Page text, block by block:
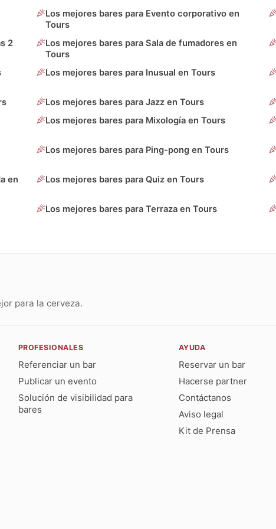
Los mejores bares para Evento corporativo en
Tours
2
Los mejores bares para Sala de fumadores en
Tours
Los mejores bares para Inusual en Tours
Los mejores bares para Jazz en Tours
Los mejores bares para Mixología en Tours
Los mejores bares para Ping-pong en Tours
en
Los mejores bares para Quiz en Tours
Los mejores bares para Terraza en Tours
para la cerveza.
PROFESIONALES
Referenciar un bar
Publicar un evento
Solución de visibilidad para
bares
AYUDA
Reservar un bar
Hacerse partner
Contáctanos
Aviso legal
Kit de Prensa